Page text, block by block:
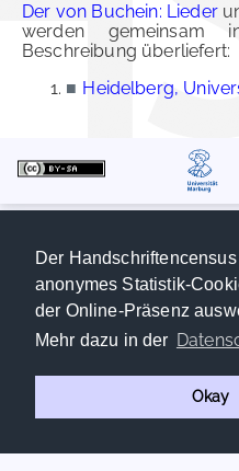
Der
anonymes Statistik-
der Online-Präsenz
Mehr dazu in der
Okay
Der von Buchein: Lieder
werden gemeinsam
Beschreibung überliefert:
■ Heidelberg,